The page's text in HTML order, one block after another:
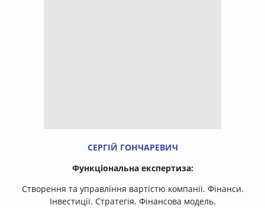
СЕРГІЙ ГОНЧАРЕВИЧ
Функціональна експертиза:
Створення та управління вартістю компанії. Фінанси.
Інвестиції. Стратегія. Фінансова модель.